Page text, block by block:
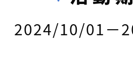
2024/10/01－